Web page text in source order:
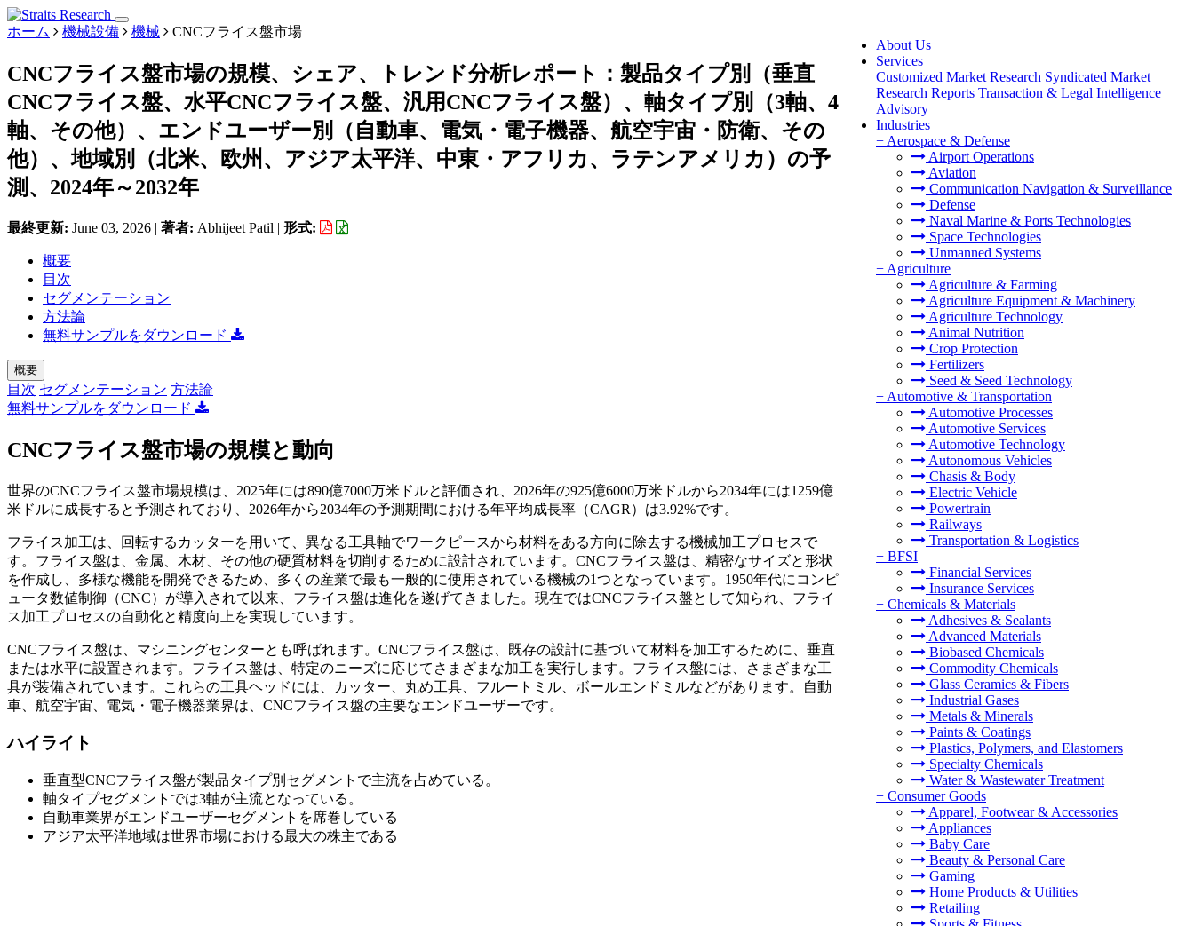
About Us
Services
Customized Market Research Syndicated Market
Research Reports Transaction & Legal Intelligence
Advisory
Industries
+ Aerospace & Defense
Airport Operations
Aviation
Communication Navigation & Surveillance
Defense
Naval Marine & Ports Technologies
Space Technologies
Unmanned Systems
+ Agriculture
Agriculture & Farming
Agriculture Equipment & Machinery
Agriculture Technology
Animal Nutrition
Crop Protection
Fertilizers
Seed & Seed Technology
+ Automotive & Transportation
Automotive Processes
Automotive Services
Automotive Technology
Autonomous Vehicles
Chasis & Body
Electric Vehicle
Powertrain
Railways
Transportation & Logistics
+ BFSI
Financial Services
Insurance Services
+ Chemicals & Materials
Adhesives & Sealants
Advanced Materials
Biobased Chemicals
Commodity Chemicals
Glass Ceramics & Fibers
Industrial Gases
Metals & Minerals
Paints & Coatings
Plastics, Polymers, and Elastomers
Specialty Chemicals
Water & Wastewater Treatment
+ Consumer Goods
Apparel, Footwear & Accessories
Appliances
Baby Care
Beauty & Personal Care
Gaming
Home Products & Utilities
Retailing
ホーム 機械設備 機械 CNCフライス盤市場
CNCフライス盤市場の規模、シェア、トレンド分析レポート：製品タイプ別（垂直
CNCフライス盤、水平CNCフライス盤、汎用CNCフライス盤）、軸タイプ別（3軸、4
軸、その他）、エンドユーザー別（自動車、電気・電子機器、航空宇宙・防衛、その
他）、地域別（北米、欧州、アジア太平洋、中東・アフリカ、ラテンアメリカ）の予
測、2024年～2032年
最終更新: June 03, 2026 | 著者: Abhijeet Patil | 形式:
概要
目次
セグメンテーション
方法論
無料サンプルをダウンロード
概要
目次 セグメンテーション 方法論
無料サンプルをダウンロード
CNCフライス盤市場の規模と動向
世界のCNCフライス盤市場規模は、2025年には890億7000万米ドルと評価され、2026年の925億6000万米ドルから2034年には1259億
米ドルに成長すると予測されており、2026年から2034年の予測期間における年平均成長率（CAGR）は3.92%です。
フライス加工は、回転するカッターを用いて、異なる工具軸でワークピースから材料をある方向に除去する機械加工プロセスで
す。フライス盤は、金属、木材、その他の硬質材料を切削するために設計されています。CNCフライス盤は、精密なサイズと形状
を作成し、多様な機能を開発できるため、多くの産業で最も一般的に使用されている機械の1つとなっています。1950年代にコンピ
ュータ数値制御（CNC）が導入されて以来、フライス盤は進化を遂げてきました。現在ではCNCフライス盤として知られ、フライ
ス加工プロセスの自動化と精度向上を実現しています。
CNCフライス盤は、マシニングセンターとも呼ばれます。CNCフライス盤は、既存の設計に基づいて材料を加工するために、垂直
または水平に設置されます。フライス盤は、特定のニーズに応じてさまざまな加工を実行します。フライス盤には、さまざまな工
具が装備されています。これらの工具ヘッドには、カッター、丸め工具、フルートミル、ボールエンドミルなどがあります。自動
車、航空宇宙、電気・電子機器業界は、CNCフライス盤の主要なエンドユーザーです。
ハイライト
垂直型CNCフライス盤が製品タイプ別セグメントで主流を占めている。
軸タイプセグメントでは3軸が主流となっている。
自動車業界がエンドユーザーセグメントを席巻している
アジア太平洋地域は世界市場における最大の株主である